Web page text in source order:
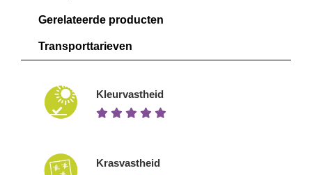
Gerelateerde producten
Transporttarieven
Kleurvastheid
Krasvastheid